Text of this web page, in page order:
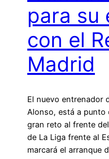
para su
con el
Madrid
El nuevo entrenador
Alonso, está a punto
gran reto al frente
de La Liga frente al
marcará el arranque